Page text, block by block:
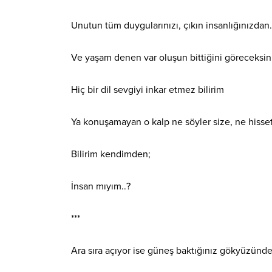
Unutun tüm duygularınızı, çıkın insanlığınızdan.
Ve yaşam denen var oluşun bittiğini
Hiç bir dil sevgiyi inkar etmez bilirim
Ya konuşamayan o kalp ne söyler size, ne
Bilirim kendimden;
İnsan mıyım..?
***
Ara sıra açıyor ise güneş baktığınız gökyüzünde